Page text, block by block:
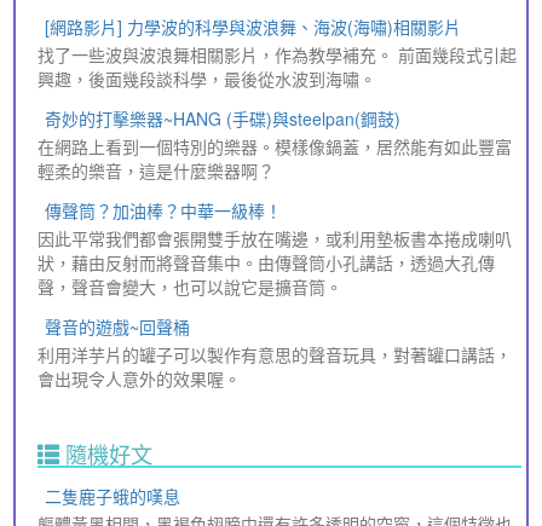
[網路影片] 力學波的科學與波浪舞、海波(海嘯)相關影片
找了一些波與波浪舞相關影片，作為教學補充。 前面幾段式引起
興趣，後面幾段談科學，最後從水波到海嘯。
奇妙的打擊樂器~HANG (手碟)與steelpan(鋼鼓)
在網路上看到一個特別的樂器。模樣像鍋蓋，居然能有如此豐富
輕柔的樂音，這是什麼樂器啊？
傳聲筒？加油棒？中華一級棒！
因此平常我們都會張開雙手放在嘴邊，或利用墊板書本捲成喇叭
狀，藉由反射而將聲音集中。由傳聲筒小孔講話，透過大孔傳
聲，聲音會變大，也可以說它是擴音筒。
聲音的遊戲~回聲桶
利用洋芋片的罐子可以製作有意思的聲音玩具，對著罐口講話，
會出現令人意外的效果喔。
隨機好文
二隻鹿子蛾的嘆息